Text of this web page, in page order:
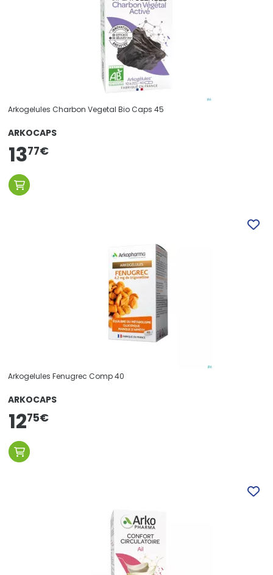
Arkogelules Charbon Vegetal Bio Caps 45
ARKOCAPS
1377€
Arkogelules Fenugrec Comp 40
ARKOCAPS
1275€